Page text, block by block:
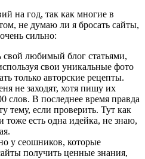
на год, так как многие в
не думаю ли я бросать сайты,
сильно:
свой любимый блог статьями,
свои уникальные фото
только авторские рецепты.
не заходят, хотя пишу их
слов. В последнее время правда
тему, если проверить. Тут как
тоже есть одна идейка, не знаю,
у сеошников, которые
получить ценные знания,